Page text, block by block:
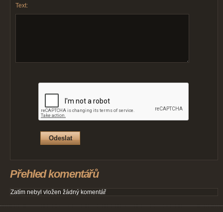
Text:
Přehled komentářů
Zatím nebyl vložen žádný komentář